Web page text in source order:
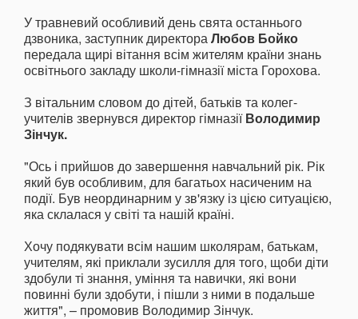
У травневий особливий день свята останнього
дзвоника, заступник директораЛюбов Бойко
передала щирі вітання всім жителям країни знань
освітнього закладу школи-гімназії міста Горохова.
З вітальним словом до дітей, батьків та колег-
учителів звернувся директор гімназіїВолодимир
Зінчук.
"Ось і прийшов до завершення навчальний рік. Рік
який був особливим, для багатьох насиченим на
події. Був неординарним у зв'язку із цією ситуацією,
яка склалася у світі та нашій країні.
Хочу подякувати всім нашим школярам, батькам,
учителям, які приклали зусилля для того, щоби діти
здобули ті знання, уміння та навички, які вони
повинні були здобути, і пішли з ними в подальше
життя", – промовив Володимир Зінчук.